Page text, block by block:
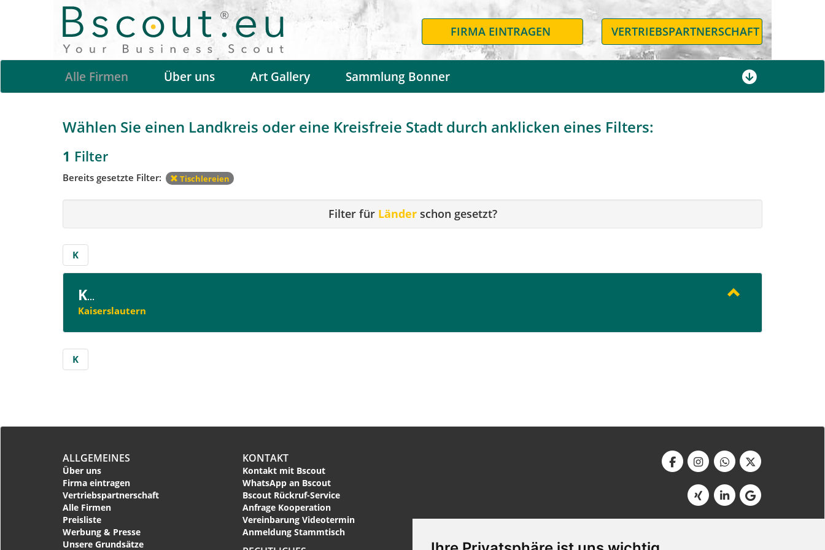
FIRMA EINTRAGEN VERTRIEBSPARTNERSCHAFT
Alle Firmen Über uns Art Gallery Sammlung Bonner
Wählen Sie einen Landkreis oder eine Kreisfreie Stadt durch anklicken eines Filters:
1 Filter
Bereits gesetzte Filter: Tischlereien
Filter für Länderschon gesetzt?
K
K...
Kaiserslautern
K
ALLGEMEINES
Über uns
Firma eintragen
Vertriebspartnerschaft
Alle Firmen
Preisliste
Werbung & Presse
Unsere Grundsätze
KONTAKT
Kontakt mit Bscout
WhatsApp an Bscout
Bscout Rückruf-Service
Anfrage Kooperation
Vereinbarung Videotermin
Anmeldung Stammtisch